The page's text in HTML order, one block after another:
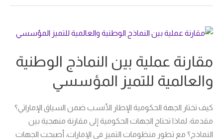
مقارنة عملية بين النماذج الوطنية
والعالمية للتميز المؤسسي
كيف تختار الجهة الحكومية الإطار الأنسب ضمن السياق الإماراتي؟
مقدمة: لماذا تحتاج الجهات الحكومية إلى مقارنة منهجية بين
النماذج؟ مع تطور منظومات التميز في الإمارات، أصبحت الجهات
مقارنة
بين
الوطنية
للتميز
المؤسسي